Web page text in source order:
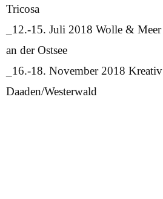
Tricosa
_12.-15. Juli 2018 Wolle &
an der Ostsee
_16.-18. November 2018
Daaden/Westerwald